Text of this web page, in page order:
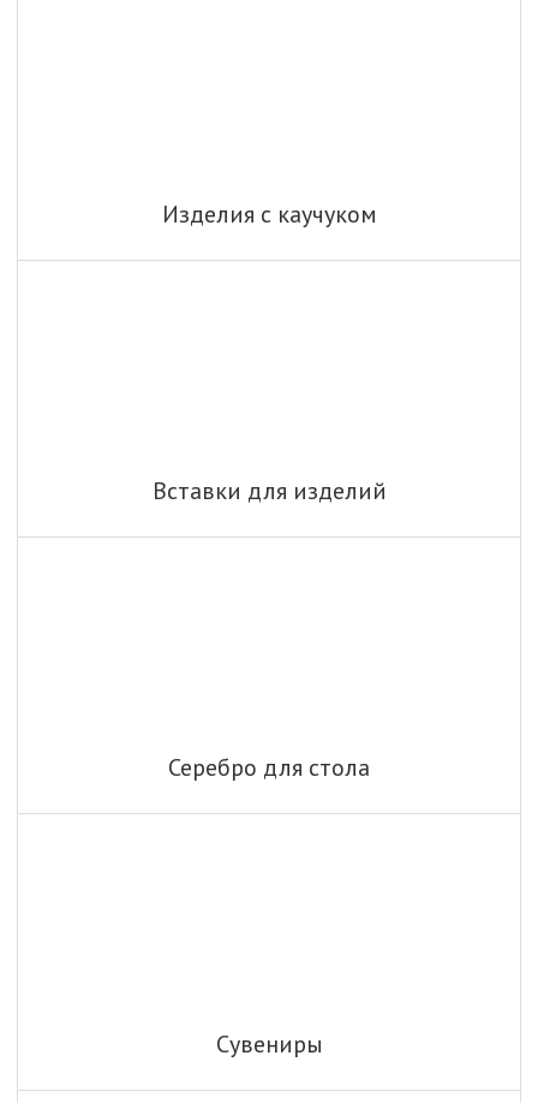
Изделия с каучуком
Вставки для изделий
Серебро для стола
Сувениры